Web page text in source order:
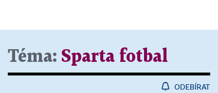
Téma: Sparta fotbal
ODEBÍRAT